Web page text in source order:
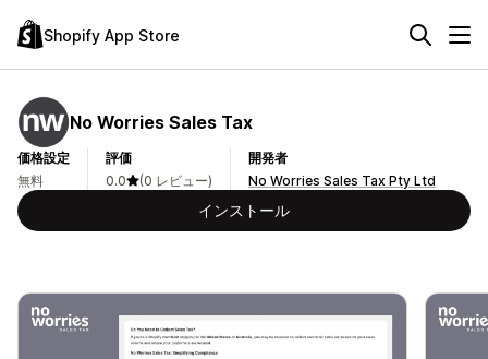
Shopify App Store
No Worries Sales Tax
価格設定
無料
評価
0.0
(0 レビュー)
開発者
No Worries Sales Tax Pty Ltd
インストール